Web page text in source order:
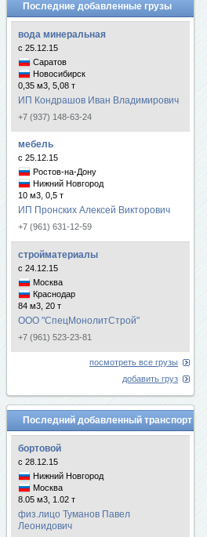
Последние добавленные грузы
вода минеральная
с 25.12.15
Саратов
Новосибирск
0,35 м3, 5,08 т
ИП Кондрашов Иван Владимирович
+7 (937) 148-63-24
мебель
с 25.12.15
Ростов-на-Дону
Нижний Новгород
10 м3, 0,5 т
ИП Пронских Алексей Викторович
+7 (961) 631-12-59
стройматериалы
с 24.12.15
Москва
Краснодар
84 м3, 20 т
ООО "СпецМонолитСтрой"
+7 (961) 523-23-81
посмотреть все грузы
добавить груз
Последний добавленный транспорт
бортовой
с 28.12.15
Нижний Новгород
Москва
8.05 м3, 1.02 т
физ.лицо Туманов Павел
Леонидович